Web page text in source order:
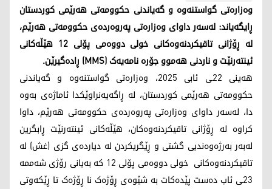
وەزارەتی گواستنەوە و گەیاندنی حكوومه‌تی هەرێمی کوردستان
ڕایگەیاند: لەسەر داوای وەزارەتی پەروەردەی حکوومەتی هەرێم،
لە ڕۆژانی تاقیکردنەوەکانی خولی دووەمی پۆلی 12 هێڵەکانی
ئینتەرنێت و ناردنی هەموو جۆرە نامەیەک (MMS) ڕادەگیرێن.
هەینی 22ـی ئابی 2025، وەزارەتی گواستنەوە و گەیاندنی
حکوومەتی هەرێمی کوردستان، لە ڕاگەیەنراوێکدا ئاماژەی بەوە
دا، لەسەر داوای وەزارەتی پەروەردەی حکوومەتی هەرێم، داوا
کراوە لە ڕۆژانی تاقیکردنەوەکان، هێڵەکانی ئینتەرنێت ڕابگرین
لەبەر بەرژەوەندیی گشتی و ڕێگریکردن لە دیاردەی گزی (غش) لە
تاقیکردنەوەکانی خولی دووەمی پۆلی 12 کە بەیانی رۆژی شەممە
23ـی ئاب دەست پێدەکات بە شێوەی ڕۆژەک نا ڕۆژەک تا ڕێکەوتی